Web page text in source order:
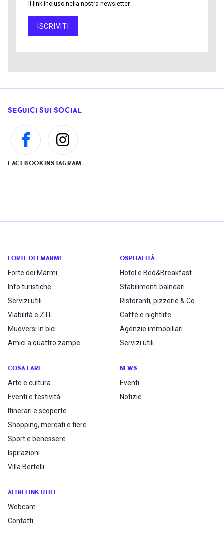
il link incluso nella nostra newsletter.
ISCRIVITI
SEGUICI SUI SOCIAL
FACEBOOKINSTAGRAM
FORTE DEI MARMI
Forte dei Marmi
Info turistiche
Servizi utili
Viabilità e ZTL
Muoversi in bici
Amici a quattro zampe
OSPITALITÀ
Hotel e Bed&Breakfast
Stabilimenti balneari
Ristoranti, pizzerie & Co.
Caffè e nightlife
Agenzie immobiliari
Servizi utili
COSA FARE
Arte e cultura
Eventi e festività
Itinerari e scoperte
Shopping, mercati e fiere
Sport e benessere
Ispirazioni
Villa Bertelli
NEWS
Eventi
Notizie
ALTRI LINK UTILI
Webcam
Contatti